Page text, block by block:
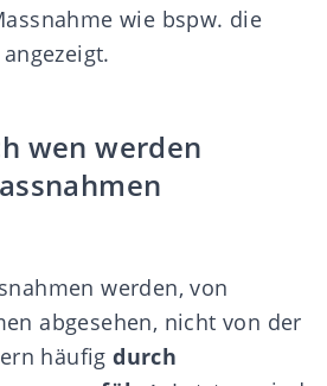
wie bspw. die
wen werden
werden, von
abgesehen, nicht von der
häufigdurch